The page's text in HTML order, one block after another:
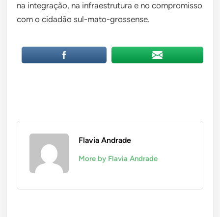
na integração, na infraestrutura e no compromisso
com o cidadão sul-mato-grossense.
Flavia Andrade
More by Flavia Andrade